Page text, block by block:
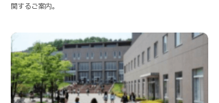
関するご案内。